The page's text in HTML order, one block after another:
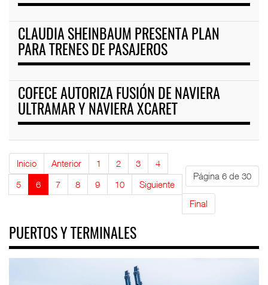
CLAUDIA SHEINBAUM PRESENTA PLAN
PARA TRENES DE PASAJEROS
COFECE AUTORIZA FUSIÓN DE NAVIERA
ULTRAMAR Y NAVIERA XCARET
Página 6 de 30
Inicio Anterior 1 2 3
4
5
6 7 8 9 10
Siguiente
Final
PUERTOS Y TERMINALES